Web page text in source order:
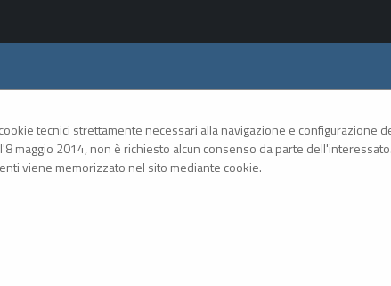
- Gare Telematiche
A A GRAFICATESTO
tecnici strettamente necessari alla navigazione e configurazione
maggio 2014, non è richiesto alcun consenso da parte dell'interessato.
viene memorizzato nel sito mediante cookie.